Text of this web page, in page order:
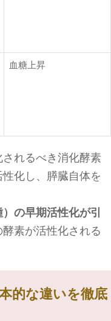
血糖上昇
れるべき消化酵素
化し、膵臓自体を
の早期活性化が引
素が活性化される
的な違いを徹底